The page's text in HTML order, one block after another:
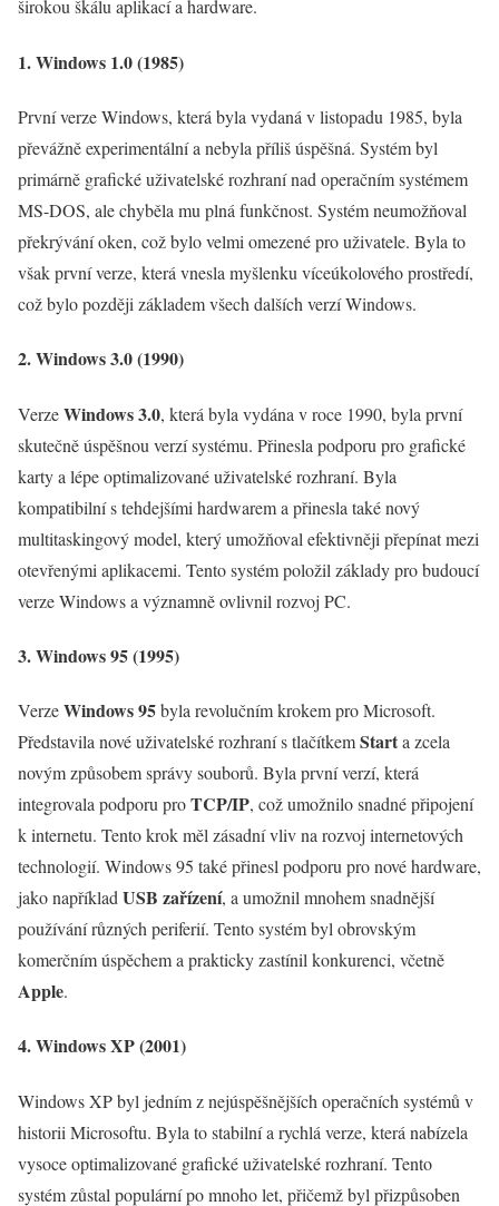
širokou škálu aplikací a hardware.
1. Windows 1.0 (1985)
První verze Windows, která byla vydaná v listopadu 1985, byla
převážně experimentální a nebyla příliš úspěšná. Systém byl
primárně grafické uživatelské rozhraní nad operačním systémem
MS-DOS, ale chyběla mu plná funkčnost. Systém neumožňoval
překrývání oken, což bylo velmi omezené pro uživatele. Byla to
však první verze, která vnesla myšlenku víceúkolového prostředí,
což bylo později základem všech dalších verzí Windows.
2. Windows 3.0 (1990)
VerzeWindows 3.0, která byla vydána v roce 1990, byla první
skutečně úspěšnou verzí systému. Přinesla podporu pro grafické
karty a lépe optimalizované uživatelské rozhraní. Byla
kompatibilní s tehdejšími hardwarem a přinesla také nový
multitaskingový model, který umožňoval efektivněji přepínat mezi
otevřenými aplikacemi. Tento systém položil základy pro budoucí
verze Windows a významně ovlivnil rozvoj PC.
3. Windows 95 (1995)
VerzeWindows 95byla revolučním krokem pro Microsoft.
Představila nové uživatelské rozhraní s tlačítkemStarta zcela
novým způsobem správy souborů. Byla první verzí, která
integrovala podporu proTCP/IP, což umožnilo snadné připojení
k internetu. Tento krok měl zásadní vliv na rozvoj internetových
technologií. Windows 95 také přinesl podporu pro nové hardware,
jako například USB zařízení, a umožnil mnohem snadnější
používání různých periferií. Tento systém byl obrovským
komerčním úspěchem a prakticky zastínil konkurenci, včetně
Apple.
4. Windows XP (2001)
Windows XP byl jedním z nejúspěšnějších operačních systémů v
historii Microsoftu. Byla to stabilní a rychlá verze, která nabízela
vysoce optimalizované grafické uživatelské rozhraní. Tento
systém zůstal populární po mnoho let, přičemž byl přizpůsoben